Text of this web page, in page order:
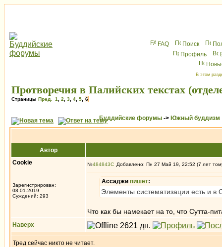
FAQ Поиск
Профиль
В этом
Протворечия в Палийских текстах
Страницы Пред. 1 2 3 4 5 6
Буддийские форумы -> Южный буддизм
Автор
Cookie
Зарегистрирован:
08.01.2019
Суждений: 293
№484843 Добавлено: Пн 27 Май 19, 22:52 (7 лет
Ассаджи пишет:
Элементы систематизации есть и в
Что как бы намекает на то, что Сутта-
Наверх
Тред сейчас никто не читает.